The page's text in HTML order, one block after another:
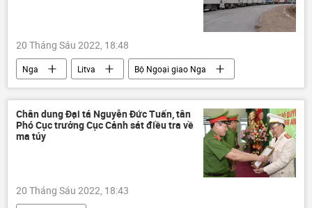
20 Tháng Sáu 2022, 18:48
Nga Litva
Bộ Ngoại giao Nga
Chính trị
Thế giới
Chân dung Đại tá Nguyễn Đức Tuấn, tân
Phó Cục trưởng Cục Cảnh sát điều tra về
ma túy
20 Tháng Sáu 2022, 18:43